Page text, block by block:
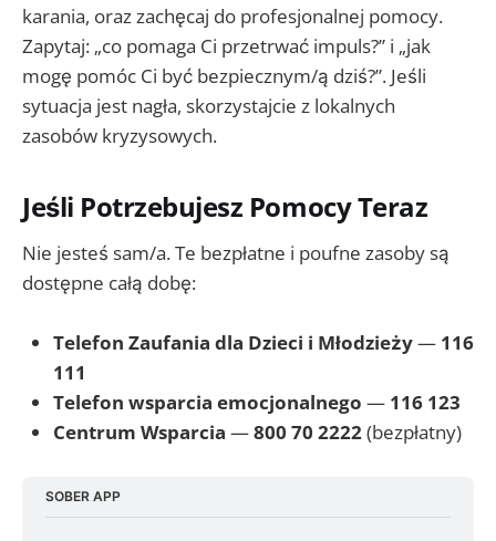
karania, oraz zachęcaj do profesjonalnej pomocy.
Zapytaj: „co pomaga Ci przetrwać impuls?” i „jak
mogę pomóc Ci być bezpiecznym/ą dziś?”. Jeśli
sytuacja jest nagła, skorzystajcie z lokalnych
zasobów kryzysowych.
Jeśli Potrzebujesz Pomocy Teraz
Nie jesteś sam/a. Te bezpłatne i poufne zasoby są
dostępne całą dobę:
Telefon Zaufania dla Dzieci i Młodzieży— 116
111
Telefon wsparcia emocjonalnego — 116 123
Centrum Wsparcia —800 70 2222(bezpłatny)
SOBER APP